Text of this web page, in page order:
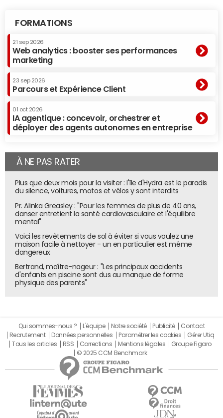
FORMATIONS
21 sep 2026
Web analytics : booster ses performances
marketing
23 sep 2026
Parcours et Expérience Client
01 oct 2026
IA agentique : concevoir, orchestrer et
déployer des agents autonomes en entreprise
À NE PAS RATER
Plus que deux mois pour la visiter : l'île d'Hydra est le paradis
du silence, voitures, motos et vélos y sont interdits
Pr. Alinka Greasley : "Pour les femmes de plus de 40 ans,
danser entretient la santé cardiovasculaire et l'équilibre
mental"
Voici les revêtements de sol à éviter si vous voulez une
maison facile à nettoyer - un en particulier est même
dangereux
Bertrand, maître-nageur : "Les principaux accidents
d'enfants en piscine sont dus au manque de forme
physique des parents"
Qui sommes-nous ? L'équipe Notre société Publicité
Contact
Recrutement
Données personnelles Paramétrer les cookies
Gérer Utiq
Tous les articles
RSS Corrections Mentions légales
Groupe Figaro
© 2025 CCM Benchmark